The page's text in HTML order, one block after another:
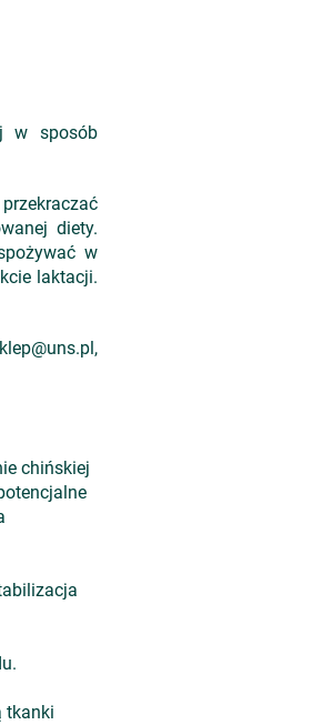
w sposób
diety.
w
laktacji.
chińskiej
tkanki